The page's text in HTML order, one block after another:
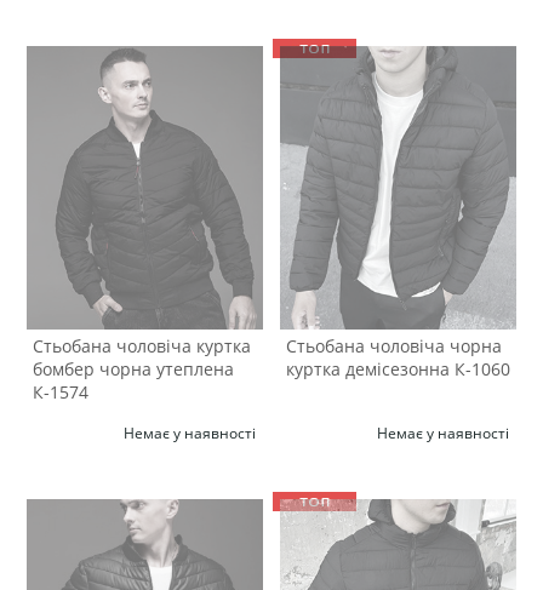
Стьобана чоловіча куртка
бомбер чорна утеплена
К-1574
Немає у наявності
Стьобана чоловіча чорна
куртка демісезонна К-1060
Немає у наявності